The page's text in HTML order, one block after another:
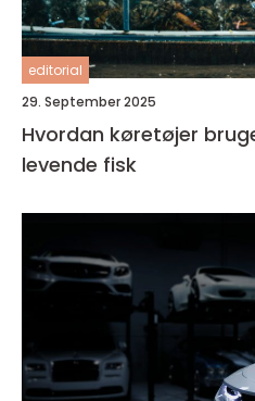
editorial
29. September 2025
Hvordan køretøjer
levende fisk